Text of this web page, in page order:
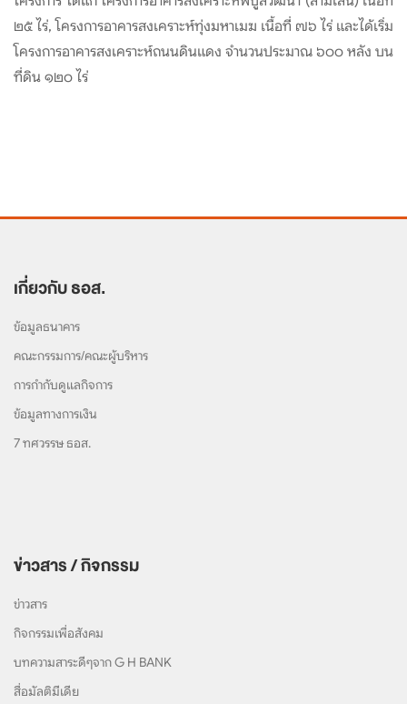
๒๕ ไร่, โครงการอาคารสงเคราะห์ทุ่งมหาเมฆ เนื้อที่ ๗๖ ไร่ และได้เริ่ม
โครงการอาคารสงเคราะห์ถนนดินแดง จำนวนประมาณ ๖๐๐ หลัง บน
ที่ดิน ๑๒๐ ไร่
เกี่ยวกับ ธอส.
ข้อมูลธนาคาร
คณะกรรมการ/คณะผู้บริหาร
การกำกับดูแลกิจการ
ข้อมูลทางการเงิน
7 ทศวรรษ ธอส.
ข่าวสาร / กิจกรรม
ข่าวสาร
กิจกรรมเพื่อสังคม
บทความสาระดีๆจาก G H BANK
สื่อมัลติมีเดีย